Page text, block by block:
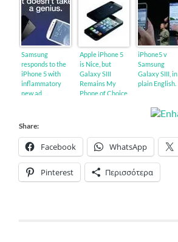
Samsung
responds to the
iPhone 5 with
inflammatory
new ad
Apple iPhone 5
is Nice, but
Galaxy SIII
Remains My
Phone of Choice
iPhone5 v
Samsung
Galaxy SIII, in
plain English.
Share:
Facebook WhatsApp
Pinterest Περισσότερα